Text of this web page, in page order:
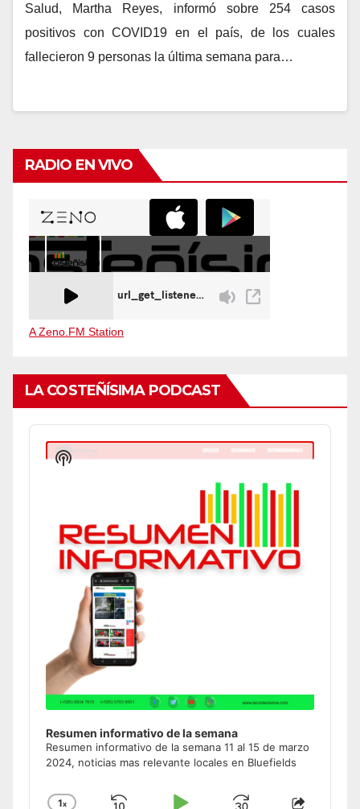
Salud, Martha Reyes, informó sobre 254 casos
positivos con COVID19 en el país, de los cuales
fallecieron 9 personas la última semana para…
RADIO EN VIVO
A Zeno.FM Station
LA COSTEÑÍSIMA PODCAST
Audio
Player
Resumen informativo de la semana
Resumen informativo de la semana 11 al 15 de marzo
2024, noticias mas relevante locales en Bluefields
1x
Show